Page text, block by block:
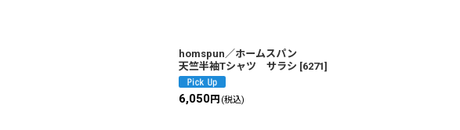
homspun／ホームスパン
天竺半袖Tシャツ サラシ [6271]
6,050円 (税込)